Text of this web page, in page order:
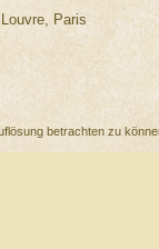
Paris
betrachten zu